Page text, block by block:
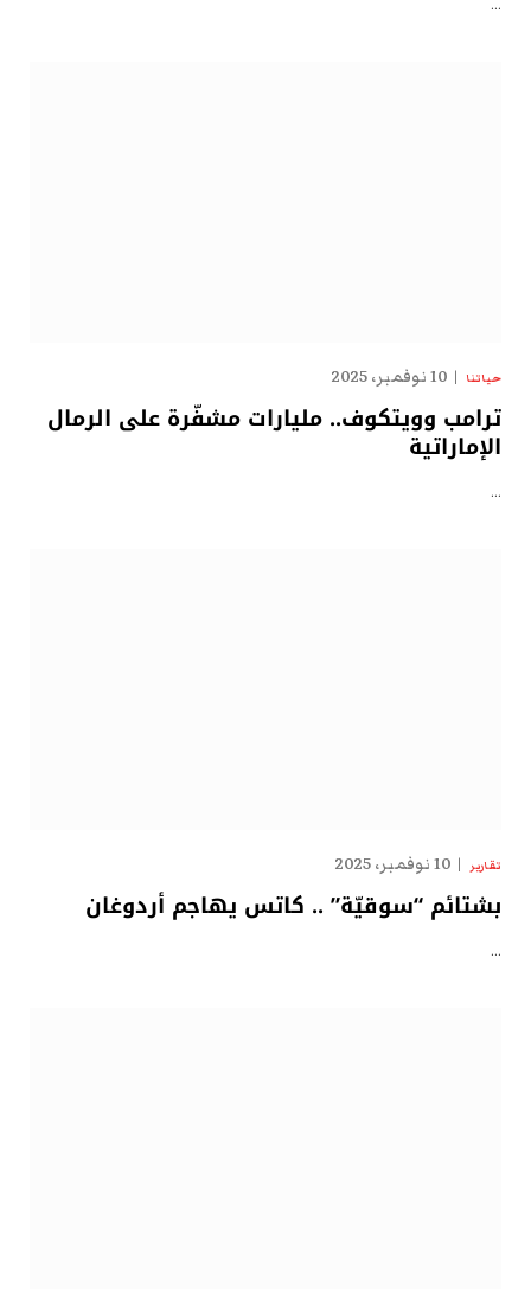
…
حياتنا 10 نوفمبر، 2025
ترامب وويتكوف.. مليارات مشفّرة على الرمال
الإماراتية
…
تقارير 10 نوفمبر، 2025
بشتائم “سوقيّة” .. كاتس يهاجم أردوغان
…